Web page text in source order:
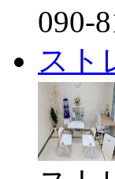
090-
スト